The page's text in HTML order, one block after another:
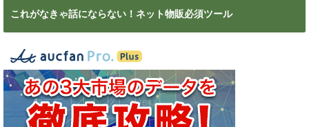
これがなきゃ話にならない！ネット物販必須ツール